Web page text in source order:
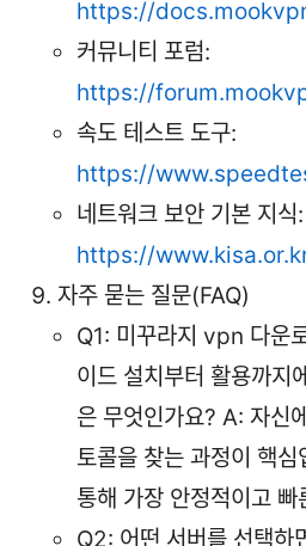
https://
커뮤니티 포럼:
https://
속도 테스트 도구:
https://
네트워크 보안 기본 지식:
https://
자주 묻는 질문(FAQ)
Q1: 미꾸라지 vpn 다운
이드 설치부터 활용까지
은 무엇인가요? A: 자신
토콜을 찾는 과정이 핵
통해 가장 안정적이고
Q2: 어떤 서버를 선택하